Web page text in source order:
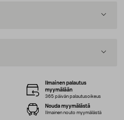
Ilmainen palautus
myymälään
365 päivän palautusoikeus
Nouda myymälästä
Ilmainen nouto myymälästä